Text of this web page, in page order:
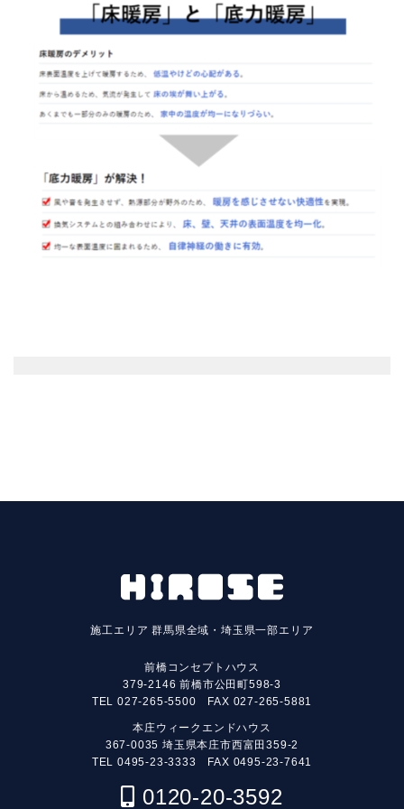
施工エリア群馬県全域・埼玉県一部エリア
前橋コンセプトハウス
379-2146 前橋市公田町598-3
TEL 027-265-5500 FAX 027-265-5881
本庄ウィークエンドハウス
367-0035 埼玉県本庄市西富田359-2
TEL 0495-23-3333 FAX 0495-23-7641
0120-20-3592